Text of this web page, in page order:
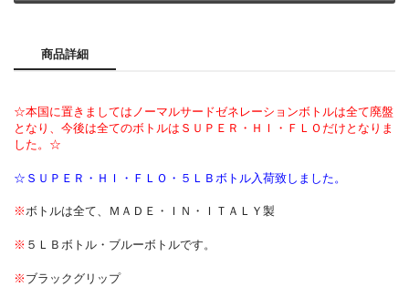
商品詳細
☆本国に置きましてはノーマルサードゼネレーションボトルは全て廃盤
となり、今後は全てのボトルはＳＵＰＥＲ・ＨＩ・ＦＬＯだけとなりま
した。☆
☆ＳＵＰＥＲ・ＨＩ・ＦＬＯ・５ＬＢボトル入荷致しました。
※ボトルは全て、ＭＡＤＥ・ＩＮ・ＩＴＡＬＹ製
※ ５ＬＢボトル・ブルーボトルです。
※ ブラックグリップ